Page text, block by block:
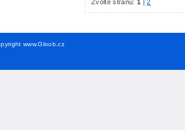
Zvolte stranu:1 |2
www.Gloob.cz